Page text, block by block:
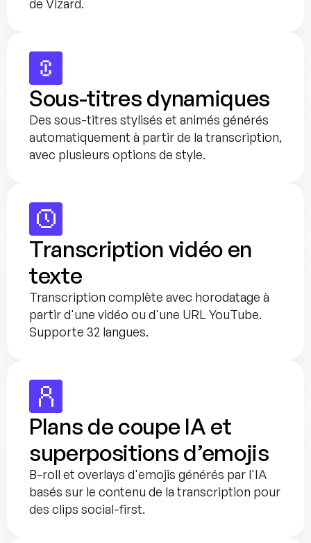
de Vizard.
Sous-titres dynamiques
Des sous-titres stylisés et animés générés
automatiquement à partir de la transcription,
avec plusieurs options de style.
Transcription vidéo en
texte
Transcription complète avec horodatage à
partir d'une vidéo ou d'une URL YouTube.
Supporte 32 langues.
Plans de coupe IA et
superpositions d’emojis
B-roll et overlays d'emojis générés par l'IA
basés sur le contenu de la transcription pour
des clips social-first.